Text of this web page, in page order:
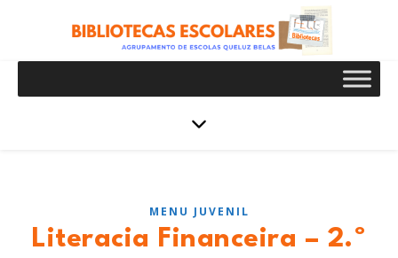
MENU JUVENIL
Literacia Financeira – 2.º